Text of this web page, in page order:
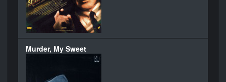
Murder, My Sweet